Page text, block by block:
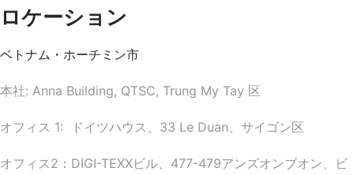
ロケーション
ベトナム・ホーチミン市
本社: Anna Building, QTSC, Trung My Tay 区
オフィス 1: ドイツハウス、33 Le Duan、サイゴン区
オフィス2：DIGI-TEXXビル、477-479アンズオンブオン、ビ